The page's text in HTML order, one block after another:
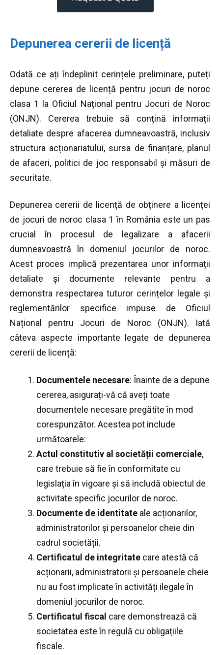
Depunerea cererii de licență
Odată ce ați îndeplinit cerințele preliminare, puteți
depune cererea de licență pentru jocuri de noroc
clasa 1 la Oficiul Național pentru Jocuri de Noroc
(ONJN). Cererea trebuie să conțină informații
detaliate despre afacerea dumneavoastră, inclusiv
structura acționariatului, sursa de finanțare, planul
de afaceri, politici de joc responsabil și măsuri de
securitate.
Depunerea cererii de licență de obținere a licenței
de jocuri de noroc clasa 1 în România este un pas
crucial în procesul de legalizare a afacerii
dumneavoastră în domeniul jocurilor de noroc.
Acest proces implică prezentarea unor informații
detaliate și documente relevante pentru a
demonstra respectarea tuturor cerințelor legale și
reglementărilor specifice impuse de Oficiul
Național pentru Jocuri de Noroc (ONJN). Iată
câteva aspecte importante legate de depunerea
cererii de licență:
Documentele necesare: Înainte de a depune
cererea, asigurați-vă că aveți toate
documentele necesare pregătite în mod
corespunzător. Acestea pot include
următoarele:
Actul constitutiv al societății comerciale,
care trebuie să fie în conformitate cu
legislația în vigoare și să includă obiectul de
activitate specific jocurilor de noroc.
Documente de identitate ale acționarilor,
administratorilor și persoanelor cheie din
cadrul societății.
Certificatul de integritate care atestă că
acționarii, administratorii și persoanele cheie
nu au fost implicate în activități ilegale în
domeniul jocurilor de noroc.
Certificatul fiscal care demonstrează că
societatea este în regulă cu obligațiile
fiscale.